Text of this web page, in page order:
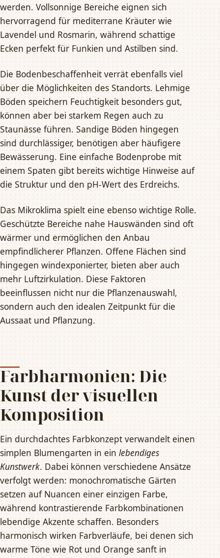
werden. Vollsonnige Bereiche eignen sich
hervorragend für mediterrane Kräuter wie
Lavendel und Rosmarin, während schattige
Ecken perfekt für Funkien und Astilben sind.
Die Bodenbeschaffenheit verrät ebenfalls viel
über die Möglichkeiten des Standorts. Lehmige
Böden speichern Feuchtigkeit besonders gut,
können aber bei starkem Regen auch zu
Staunässe führen. Sandige Böden hingegen
sind durchlässiger, benötigen aber häufigere
Bewässerung. Eine einfache Bodenprobe mit
einem Spaten gibt bereits wichtige Hinweise auf
die Struktur und den pH-Wert des Erdreichs.
Das Mikroklima spielt eine ebenso wichtige Rolle.
Geschützte Bereiche nahe Hauswänden sind oft
wärmer und ermöglichen den Anbau
empfindlicherer Pflanzen. Offene Flächen sind
hingegen windexponierter, bieten aber auch
mehr Luftzirkulation. Diese Faktoren
beeinflussen nicht nur die Pflanzenauswahl,
sondern auch den idealen Zeitpunkt für die
Aussaat und Pflanzung.
Farbharmonien: Die
Kunst der visuellen
Komposition
Ein durchdachtes Farbkonzept verwandelt einen
simplen Blumengarten in ein lebendiges
Kunstwerk. Dabei können verschiedene Ansätze
verfolgt werden: monochromatische Gärten
setzen auf Nuancen einer einzigen Farbe,
während kontrastierende Farbkombinationen
lebendige Akzente schaffen. Besonders
harmonisch wirken Farbverläufe, bei denen sich
warme Töne wie Rot und Orange sanft in